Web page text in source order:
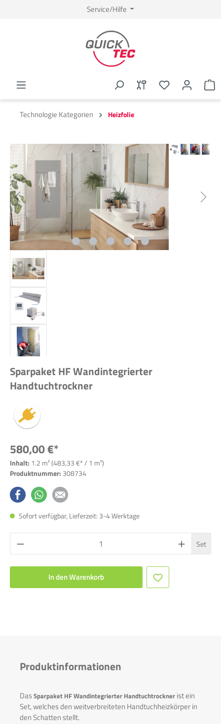
Service/Hilfe
Technologie Kategorien Heizfolie
Sparpaket HF Wandintegrierter
Handtuchtrockner
580,00 €*
Inhalt: 1.2 m²(483,33 €* / 1 m²)
Produktnummer: 308734
Sofort verfügbar, Lieferzeit: 3-4 Werktage
Set
In den Warenkorb
Produktinformationen
DasSparpaket HF Wandintegrierter Handtuchtrockner ist ein
Set, welches den weitverbreiteten Handtuchheizkörper in
den Schatten stellt.